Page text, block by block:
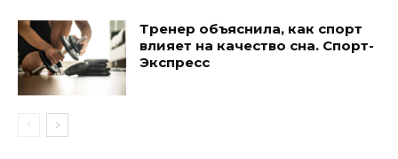
Тренер объяснила, как спорт
влияет на качество сна. Спорт-
Экспресс